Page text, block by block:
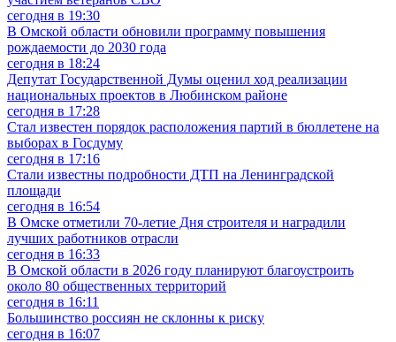
сегодня в 19:30
В Омской области обновили программу повышения
рождаемости до 2030 года
сегодня в 18:24
Депутат Государственной Думы оценил ход реализации
национальных проектов в Любинском районе
сегодня в 17:28
Стал известен порядок расположения партий в бюллетене на
выборах в Госдуму
сегодня в 17:16
Стали известны подробности ДТП на Ленинградской
площади
сегодня в 16:54
В Омске отметили 70-летие Дня строителя и наградили
лучших работников отрасли
сегодня в 16:33
В Омской области в 2026 году планируют благоустроить
около 80 общественных территорий
сегодня в 16:11
Большинство россиян не склонны к риску
сегодня в 16:07